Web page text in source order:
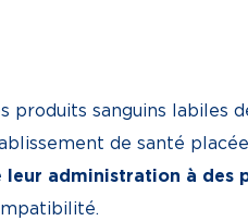
produits sanguins labiles
de santé
leur administration à des